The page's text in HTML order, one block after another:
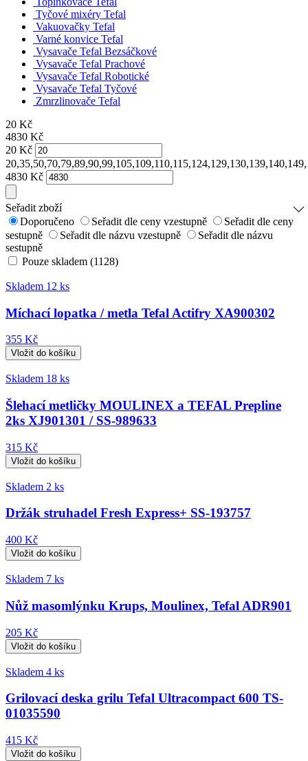
Tyčové mixéry Tefal
Vakuovačky Tefal
Varné konvice Tefal
Vysavače Tefal Bezsáčkové
Vysavače Tefal Prachové
Vysavače Tefal Robotické
Vysavače Tefal Tyčové
Zmrzlinovače Tefal
20 Kč
4830 Kč
20 Kč
4830 Kč
Seřadit zboží
Doporučeno
Seřadit dle ceny vzestupně
Seřadit dle ceny
sestupně
Seřadit dle názvu vzestupně
Seřadit dle názvu
sestupně
Pouze skladem (1128)
Skladem 12 ks
Míchací lopatka / metla Tefal Actifry XA900302
355 Kč
Skladem 18 ks
Šlehací metličky MOULINEX a TEFAL Prepline
2ks XJ901301 / SS-989633
315 Kč
Skladem 2 ks
Držák struhadel Fresh Express+ SS-193757
400 Kč
Skladem 7 ks
Nůž masomlýnku Krups, Moulinex, Tefal ADR901
205 Kč
Skladem 4 ks
Grilovací deska grilu Tefal Ultracompact 600 TS-
01035590
415 Kč